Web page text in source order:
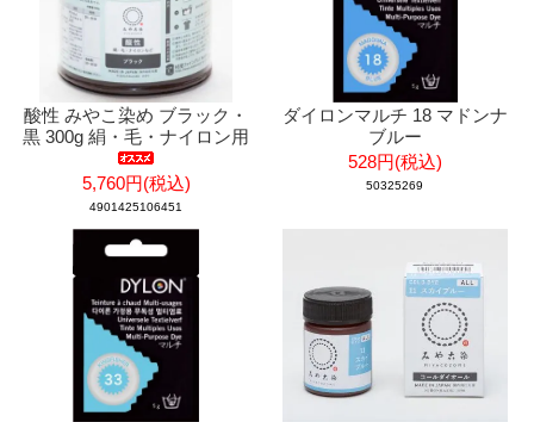
酸性 みやこ染め ブラック・
黒 300g 絹・毛・ナイロン用
5,760円(税込)
4901425106451
ダイロンマルチ 18 マドンナ
ブルー
528円(税込)
50325269